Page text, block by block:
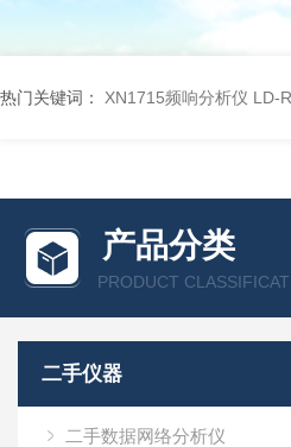
热门关键词： XN1715频响分析仪 LD-
产品分类
PRODUCT
二手仪器
二手数据网络分析仪